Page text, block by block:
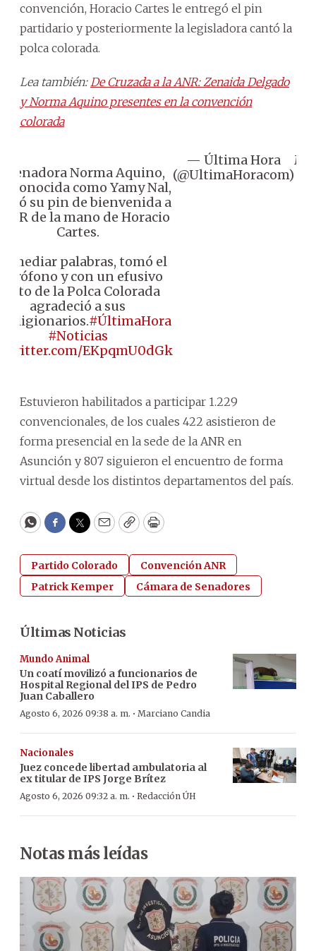
convención, Horacio Cartes le entregó el pin
partidario y posteriormente la legisladora cantó la
polca colorada.
Lea también: De Cruzada a la ANR: Zenaida Delgado
y Norma Aquino presentes en la convención
colorada
senadora Norma Aquino,
conocida como Yamy Nal,
su pin de bienvenida a
de la mano de Horacio
Cartes.
mediar palabras, tomó el
y con un efusivo
de la Polca Colorada
agradeció a sus
#ÚltimaHora
#Noticias
EKpqmU0dGk
— Última Hora
(@UltimaHoracom)
Estuvieron habilitados a participar 1.229
convencionales, de los cuales 422 asistieron de
forma presencial en la sede de la ANR en
Asunción y 807 siguieron el encuentro de forma
virtual desde los distintos departamentos del país.
WhatsApp
Facebook
Twitter
EmailCopyPrint
Partido Colorado
Convención ANR
Patrick Kemper
Cámara de Senadores
Últimas Noticias
Mundo Animal
Un coatí movilizó a funcionarios de
Hospital Regional del IPS de Pedro
Juan Caballero
Agosto 6, 2026 09:38 a. m. · Marciano Candia
Nacionales
Juez concede libertad ambulatoria al
ex titular de IPS Jorge Brítez
Agosto 6, 2026 09:32 a. m. · Redacción ÚH
Notas más leídas